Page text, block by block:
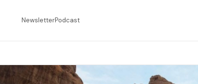
NewsletterPodcast